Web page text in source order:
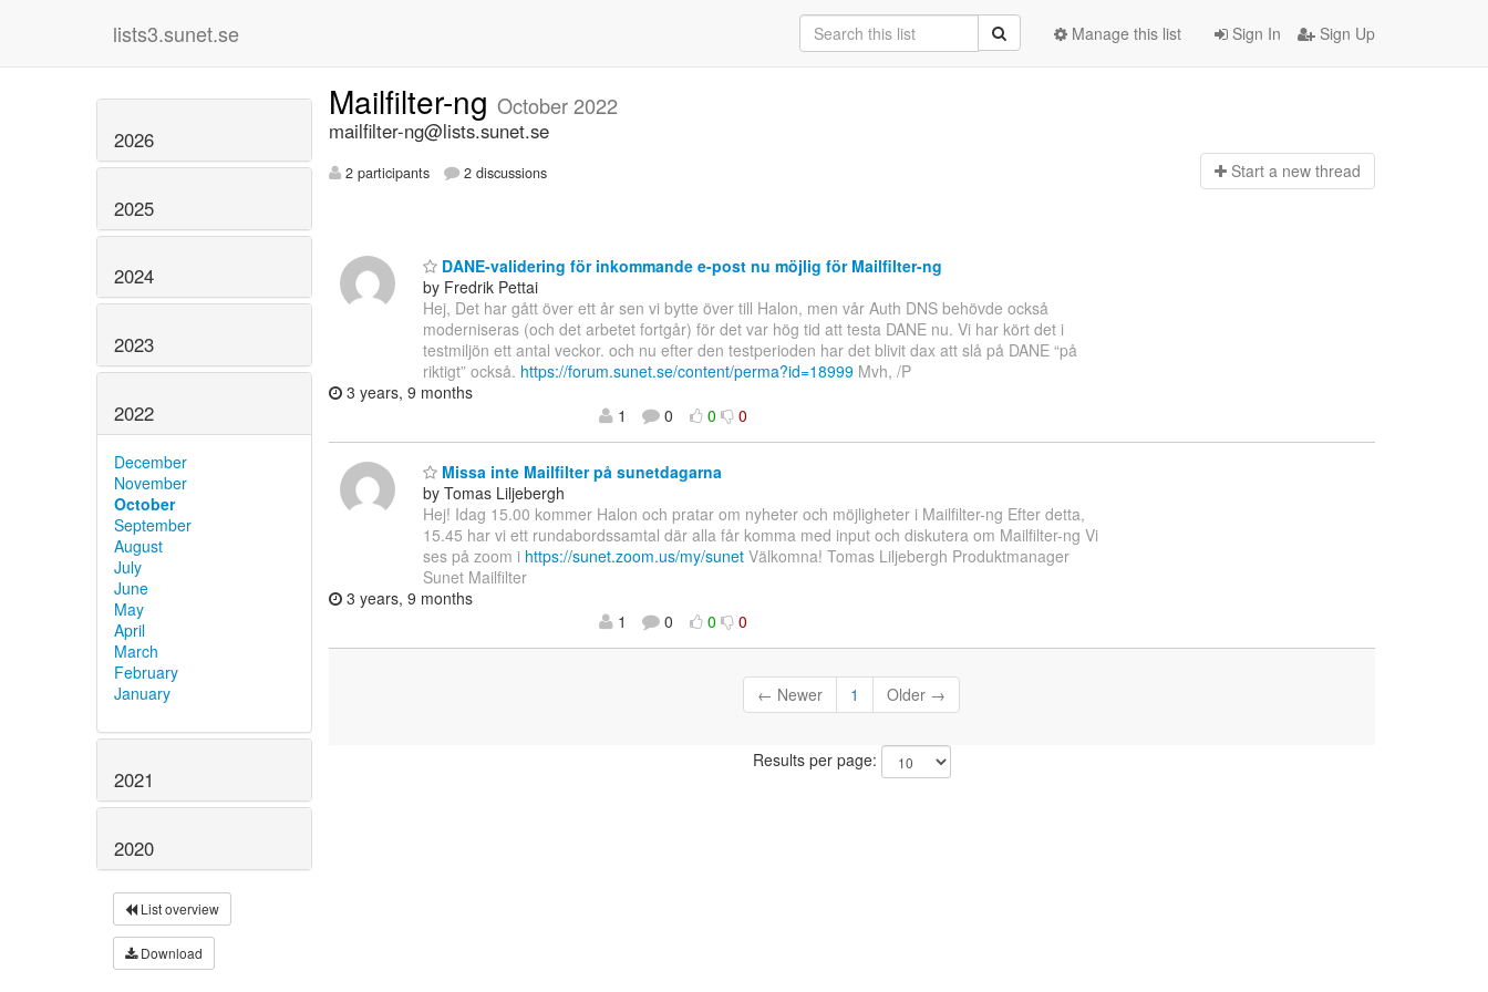
lists3.sunet.se Sign In Sign Up
Manage this list
2026
2025
2024
2023
2022
December
November
October
September
August
July
June
May
April
March
February
January
2021
2020
List overview
Download
Mailfilter-ng October 2022
mailfilter-ng@lists.sunet.se
2 participants 2 discussions Start a new thread
DANE-validering för inkommande e-post nu möjlig för Mailfilter-ng
by Fredrik Pettai
Hej, Det har gått över ett år sen vi bytte över till Halon, men vår Auth DNS behövde också
moderniseras (och det arbetet fortgår) för det var hög tid att testa DANE nu. Vi har kört det i
testmiljön ett antal veckor. och nu efter den testperioden har det blivit dax att slå på DANE “på
riktigt” också. https://forum.sunet.se/content/perma?id=18999 Mvh, /P
3 years, 9 months
1
0 0 0
Missa inte Mailfilter på sunetdagarna
by Tomas Liljebergh
Hej! Idag 15.00 kommer Halon och pratar om nyheter och möjligheter i Mailfilter-ng Efter detta,
15.45 har vi ett rundabordssamtal där alla får komma med input och diskutera om Mailfilter-ng Vi
ses på zoom i https://sunet.zoom.us/my/sunet Välkomna! Tomas Liljebergh Produktmanager
Sunet Mailfilter
3 years, 9 months
1
0 0 0
← Newer 1 Older →
Results per page: